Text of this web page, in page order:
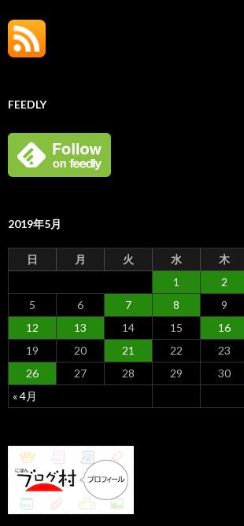
FEEDLY
2019年5月
日 月 火 水 木
« 4月
1 2
5
6 7 8 9
12
13 14 15 16
19
20 21 22 23
26
27 28 29 30